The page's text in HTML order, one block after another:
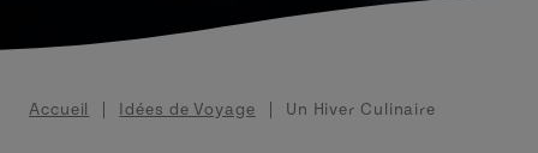
Fil d'Ariane
Accueil Idées de Voyage Un Hiver Culinaire